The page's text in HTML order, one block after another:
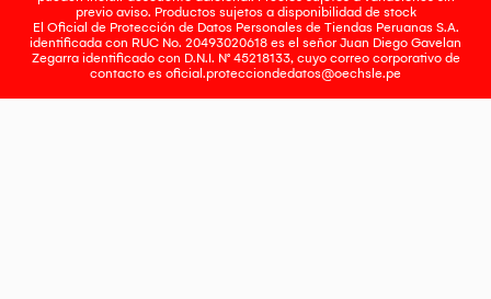
previo aviso. Productos sujetos a disponibilidad de stock
El Oficial de Protección de Datos Personales de Tiendas Peruanas S.A.
identificada con RUC No. 20493020618 es el señor Juan Diego Gavelan
Zegarra identificado con D.N.I. N° 45218133, cuyo correo corporativo de
contacto es oficial.protecciondedatos@oechsle.pe